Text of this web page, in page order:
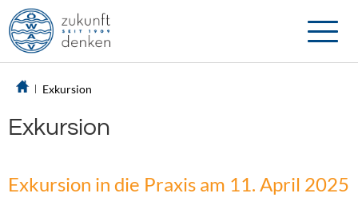
Toggle
Exkursion
Exkursion
Exkursion in die Praxis am 11. April 2025